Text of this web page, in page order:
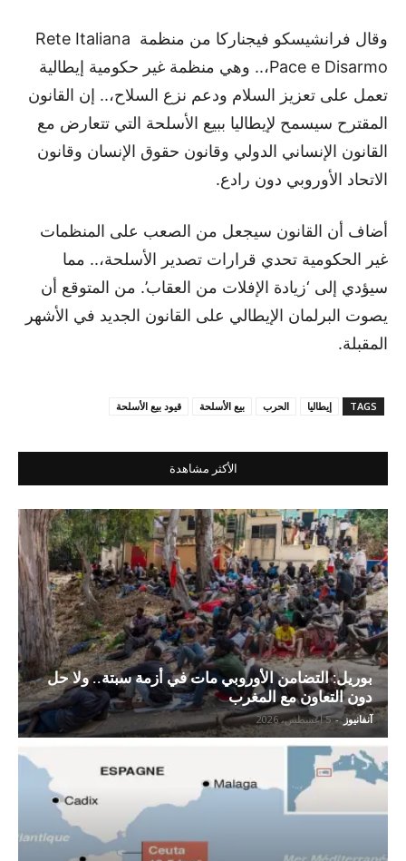
وقال فرانشيسكو فيجناركا من منظمة Rete Italiana
Pace e Disarmo،.. وهي منظمة غير حكومية إيطالية
تعمل على تعزيز السلام ودعم نزع السلاح،.. إن القانون
المقترح سيسمح لإيطاليا ببيع الأسلحة التي تتعارض مع
القانون الإنساني الدولي وقانون حقوق الإنسان وقانون
الاتحاد الأوروبي دون رادع.
أضاف أن القانون سيجعل من الصعب على المنظمات
غير الحكومية تحدي قرارات تصدير الأسلحة،.. مما
سيؤدي إلى ‘زيادة الإفلات من العقاب’. من المتوقع أن
يصوت البرلمان الإيطالي على القانون الجديد في الأشهر
المقبلة.
TAGS إيطاليا الحرب بيع الأسلحة قيود بيع الأسلحة
الأكثر مشاهدة
بوريل: التضامن الأوروبي مات في أزمة سبتة.. ولا حل
دون التعاون مع المغرب
آنفانيوز - 5 أغسطس، 2026